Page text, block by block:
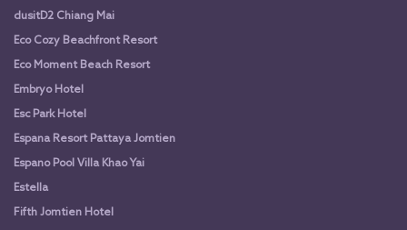
dusitD2 Chiang Mai
Eco Cozy Beachfront Resort
Eco Moment Beach Resort
Embryo Hotel
Esc Park Hotel
Espana Resort Pattaya Jomtien
Espano Pool Villa Khao Yai
Estella
Fifth Jomtien Hotel